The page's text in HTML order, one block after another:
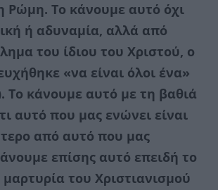
Ρώμη. Το κάνουμε αυτό όχι
ή αδυναμία, αλλά από
του ίδιου του Χριστού, ο
«να είναι όλοι ένα»
Το κάνουμε αυτό με τη βαθιά
αυτό που μας ενώνει είναι
από αυτό που μας
επίσης αυτό επειδή το
του Χριστιανισμού